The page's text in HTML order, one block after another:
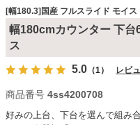
食器棚・キッチン収納
フルスライド モイス スライ
[幅180.3]国産 フルスライド モイ
幅180cmカウンター 下台
ス
5.0 （1） レビ
商品番号 4ss4200708
好みの上台、下台を選んで組み